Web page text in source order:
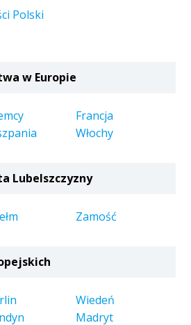
Polski
w Europie
Francja
Włochy
Lubelszczyzny
Zamość
Wiedeń
Madryt